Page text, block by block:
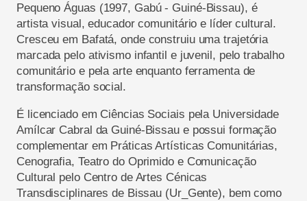
Pequeno Águas (1997, Gabú - Guiné-Bissau), é
artista visual, educador comunitário e líder cultural.
Cresceu em Bafatá, onde construiu uma trajetória
marcada pelo ativismo infantil e juvenil, pelo trabalho
comunitário e pela arte enquanto ferramenta de
transformação social.
É licenciado em Ciências Sociais pela Universidade
Amílcar Cabral da Guiné-Bissau e possui formação
complementar em Práticas Artísticas Comunitárias,
Cenografia, Teatro do Oprimido e Comunicação
Cultural pelo Centro de Artes Cénicas
Transdisciplinares de Bissau (Ur_Gente), bem como